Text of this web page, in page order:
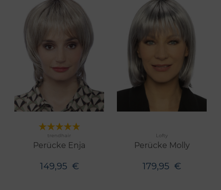
6 Farben Merken
trendhair
Perücke Enja
149,95 €
Lofty
Perücke Molly
179,95 €